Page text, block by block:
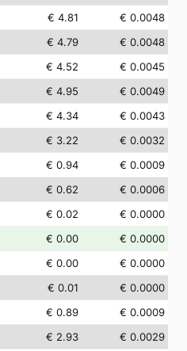
€ 4.81
€ 0.0048
€ 4.79
€ 0.0048
€ 4.52
€ 0.0045
€ 4.95
€ 0.0049
€ 4.34
€ 0.0043
€ 3.22
€ 0.0032
€ 0.94
€ 0.0009
€ 0.62
€ 0.0006
€ 0.02
€ 0.0000
€ 0.00
€ 0.0000
€ 0.00
€ 0.0000
€ 0.01
€ 0.0000
€ 0.89
€ 0.0009
€ 2.93
€ 0.0029